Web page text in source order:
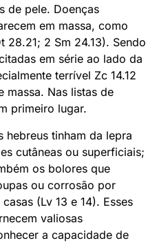
de pele. Doenças
em massa, como
28.21; 2 Sm 24.13). Sendo
em série ao lado da
terrível Zc 14.12
massa. Nas listas de
primeiro lugar.
hebreus tinham da lepra
cutâneas ou superficiais;
os bolores que
ou corrosão por
(Lv 13 e 14). Esses
valiosas
a capacidade de